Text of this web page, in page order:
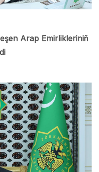
Arap Emirlikleriniň